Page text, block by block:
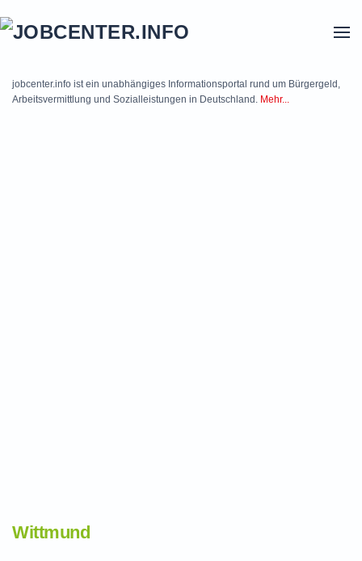
jobcenter.info ist ein unabhängiges Informationsportal rund um Bürgergeld,
Arbeitsvermittlung und Sozialleistungen in Deutschland. Mehr...
Wittmund